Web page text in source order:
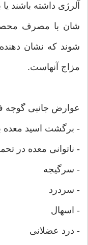
آلرژی داشته باشند
شان با مصرف
شوند که نشان
مزاج آنهاست.
عوارض جانبی گوجه
- برگشت اسید معده
- ناتوانی معده در
- سرگیجه
- سردرد
- اسهال
- درد عضلانی